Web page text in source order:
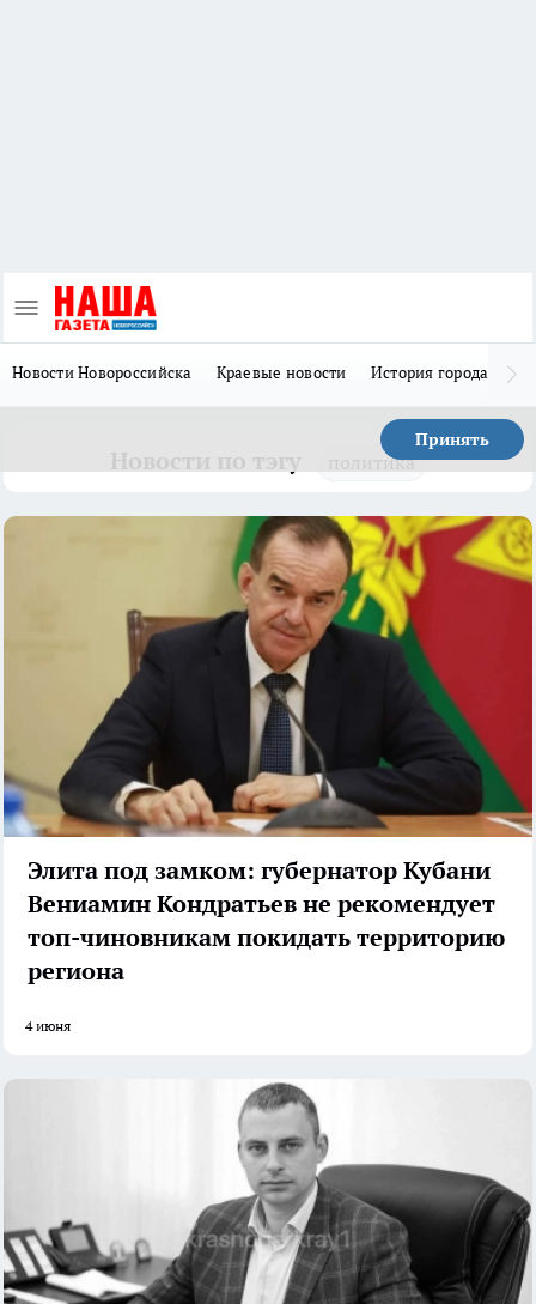
Новости Новороссийска Краевые новости История города Н
Принять
политика
Элита под замком: губернатор Кубани
Вениамин Кондратьев не рекомендует
топ-чиновникам покидать территорию
региона
4 июня